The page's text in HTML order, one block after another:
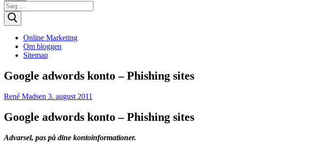
Søg
efter:
Online Marketing
Om bloggen
Sitemap
Google adwords konto – Phishing sites
René Madsen 3. august 2011
Google adwords konto – Phishing sites
Advarsel, pas på dine kontoinformationer.